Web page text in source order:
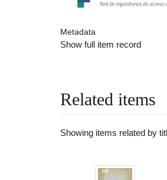
Metadata
Show full item record
Related items
Showing items related by